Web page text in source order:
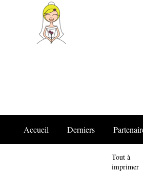
Accueil Derniers
Tout à
imprimer